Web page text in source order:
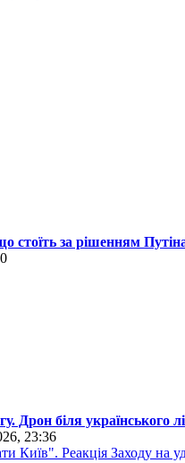
стоїть за рішенням
Дрон біля українського
23:36
Київ". Реакція Заходу на